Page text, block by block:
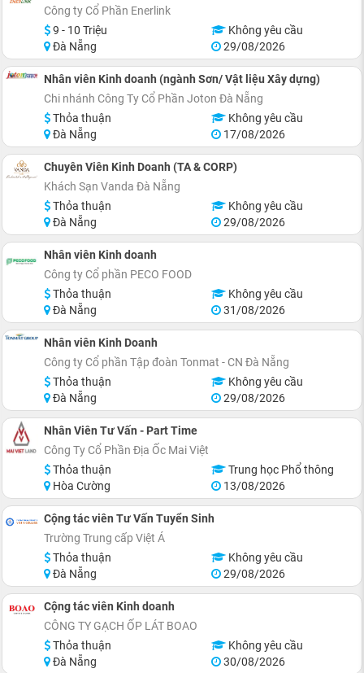
Công ty Cổ Phần Enerlink
9 - 10 Triệu
Không yêu cầu
Đà Nẵng
29/08/2026
Nhân viên Kinh doanh (ngành Sơn/ Vật liệu Xây dựng)
Chi nhánh Công Ty Cổ Phần Joton Đà Nẵng
Thỏa thuận
Không yêu cầu
Đà Nẵng
17/08/2026
Chuyên Viên Kinh Doanh (TA & CORP)
Khách Sạn Vanda Đà Nẵng
Thỏa thuận
Không yêu cầu
Đà Nẵng
29/08/2026
Nhân viên Kinh doanh
Công ty Cổ phần PECO FOOD
Thỏa thuận
Không yêu cầu
Đà Nẵng
31/08/2026
Nhân viên Kinh Doanh
Công ty Cổ phần Tập đoàn Tonmat - CN Đà Nẵng
Thỏa thuận
Không yêu cầu
Đà Nẵng
29/08/2026
Nhân Viên Tư Vấn - Part Time
Công Ty Cổ Phần Địa Ốc Mai Việt
Thỏa thuận
Trung học Phổ thông
Hòa Cường
13/08/2026
Cộng tác viên Tư Vấn Tuyển Sinh
Trường Trung cấp Việt Á
Thỏa thuận
Không yêu cầu
Đà Nẵng
29/08/2026
Cộng tác viên Kinh doanh
CÔNG TY GẠCH ỐP LÁT BOAO
Thỏa thuận
Không yêu cầu
Đà Nẵng
30/08/2026